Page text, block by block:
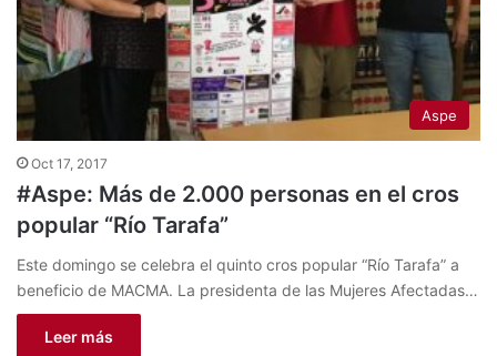
Aspe
Oct 17, 2017
#Aspe: Más de 2.000 personas en el cros
popular “Río Tarafa”
Este domingo se celebra el quinto cros popular “Río Tarafa” a
beneficio de MACMA. La presidenta de las Mujeres Afectadas…
Leer más